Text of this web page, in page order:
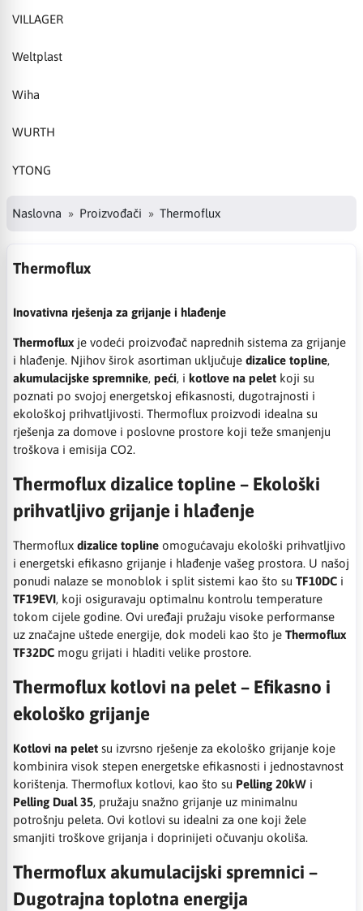
VILLAGER
Weltplast
Wiha
WURTH
YTONG
Naslovna Proizvođači Thermoflux
Thermoflux
Inovativna rješenja za grijanje i hlađenje
Thermoflux je vodeći proizvođač naprednih sistema za grijanje
i hlađenje. Njihov širok asortiman uključuje dizalice topline,
akumulacijske spremnike, peći, i kotlove na pelet koji su
poznati po svojoj energetskoj efikasnosti, dugotrajnosti i
ekološkoj prihvatljivosti. Thermoflux proizvodi idealna su
rješenja za domove i poslovne prostore koji teže smanjenju
troškova i emisija CO2.
Thermoflux dizalice topline – Ekološki
prihvatljivo grijanje i hlađenje
Thermoflux dizalice topline omogućavaju ekološki prihvatljivo
i energetski efikasno grijanje i hlađenje vašeg prostora. U našoj
ponudi nalaze se monoblok i split sistemi kao što su TF10DC i
TF19EVI, koji osiguravaju optimalnu kontrolu temperature
tokom cijele godine. Ovi uređaji pružaju visoke performanse
uz značajne uštede energije, dok modeli kao što je Thermoflux
TF32DC mogu grijati i hladiti velike prostore.
Thermoflux kotlovi na pelet – Efikasno i
ekološko grijanje
Kotlovi na pelet su izvrsno rješenje za ekološko grijanje koje
kombinira visok stepen energetske efikasnosti i jednostavnost
korištenja. Thermoflux kotlovi, kao što su Pelling 20kW i
Pelling Dual 35, pružaju snažno grijanje uz minimalnu
potrošnju peleta. Ovi kotlovi su idealni za one koji žele
smanjiti troškove grijanja i doprinijeti očuvanju okoliša.
Thermoflux akumulacijski spremnici –
Dugotrajna toplotna energija